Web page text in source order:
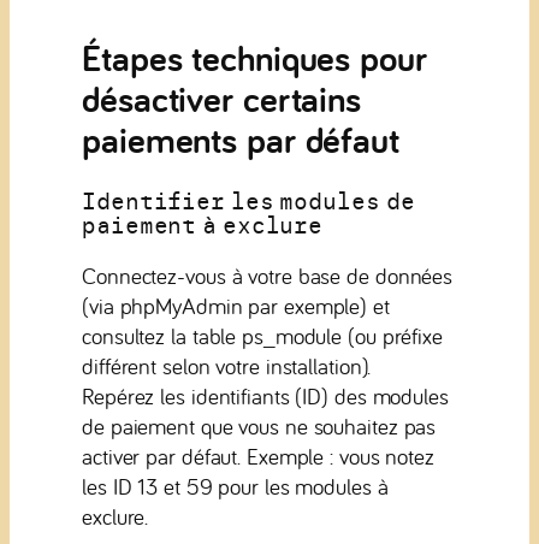
Étapes techniques pour
désactiver certains
paiements par défaut
Identifier les modules de
paiement à exclure
Connectez-vous à votre base de données
(via phpMyAdmin par exemple) et
consultez la table ps_module (ou préfixe
différent selon votre installation).
Repérez les identifiants (ID) des modules
de paiement que vous ne souhaitez pas
activer par défaut. Exemple : vous notez
les ID 13 et 59 pour les modules à
exclure.